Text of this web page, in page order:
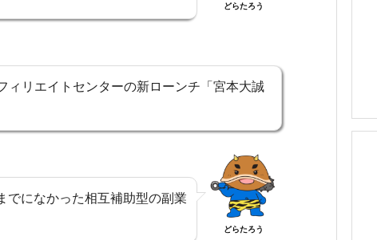
どらたろう
ィリエイトセンターの新ローンチ「宮本大誠
でになかった相互補助型の副業
どらたろう